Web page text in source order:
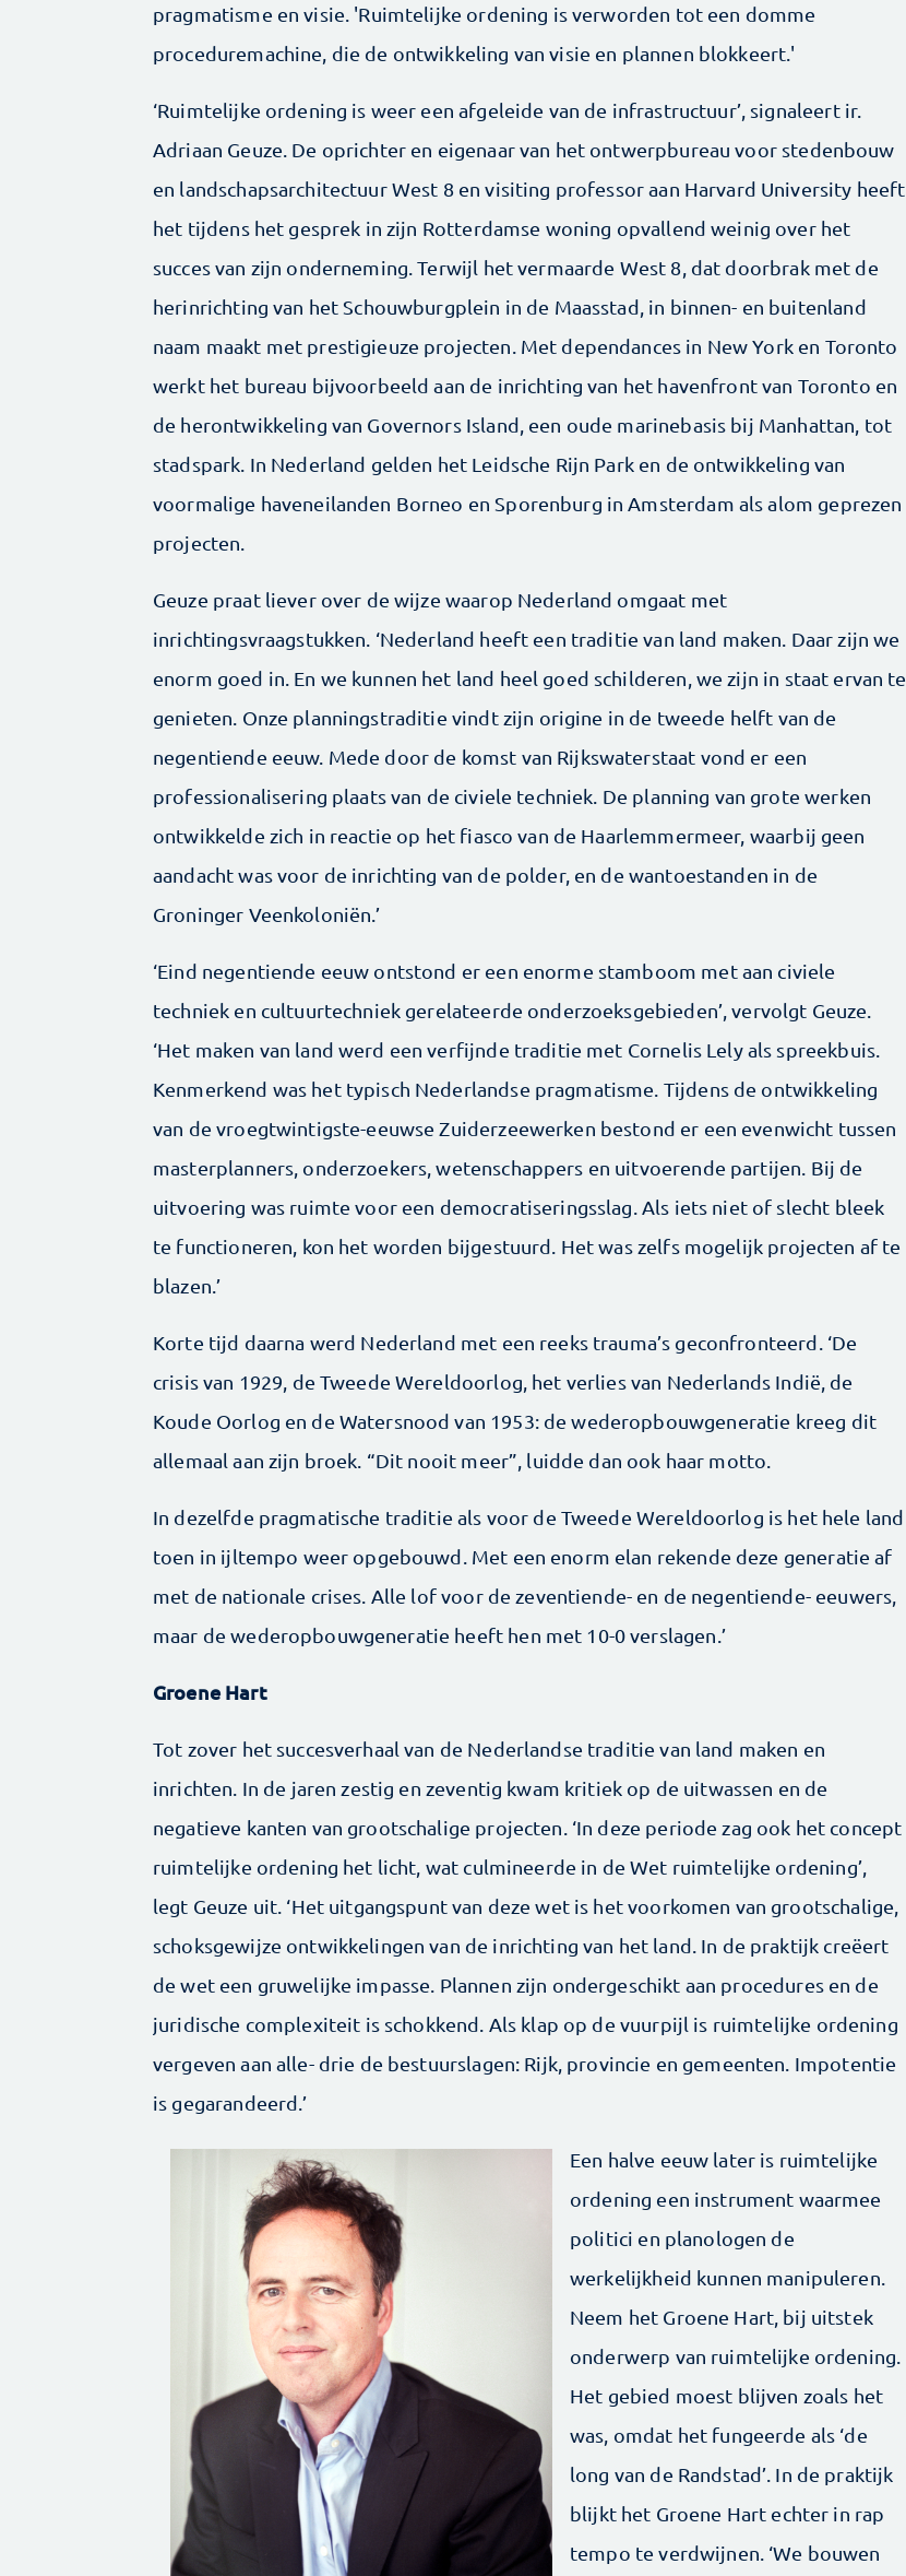
pragmatisme en visie. 'Ruimtelijke ordening is verworden tot een domme
proceduremachine, die de ontwikkeling van visie en plannen blokkeert.'
‘Ruimtelijke ordening is weer een afgeleide van de infrastructuur’, signaleert ir.
Adriaan Geuze. De oprichter en eigenaar van het ontwerpbureau voor stedenbouw
en landschapsarchitectuur West 8 en visiting professor aan Harvard University heeft
het tijdens het gesprek in zijn Rotterdamse woning opvallend weinig over het
succes van zijn onderneming. Terwijl het vermaarde West 8, dat doorbrak met de
herinrichting van het Schouwburgplein in de Maasstad, in binnen- en buitenland
naam maakt met prestigieuze projecten. Met dependances in New York en Toronto
werkt het bureau bijvoorbeeld aan de inrichting van het havenfront van Toronto en
de herontwikkeling van Governors Island, een oude marinebasis bij Manhattan, tot
stadspark. In Nederland gelden het Leidsche Rijn Park en de ontwikkeling van
voormalige haveneilanden Borneo en Sporenburg in Amsterdam als alom geprezen
projecten.
Geuze praat liever over de wijze waarop Nederland omgaat met
inrichtingsvraagstukken. ‘Nederland heeft een traditie van land maken. Daar zijn we
enorm goed in. En we kunnen het land heel goed schilderen, we zijn in staat ervan te
genieten. Onze planningstraditie vindt zijn origine in de tweede helft van de
negentiende eeuw. Mede door de komst van Rijkswaterstaat vond er een
professionalisering plaats van de civiele techniek. De planning van grote werken
ontwikkelde zich in reactie op het fiasco van de Haarlemmermeer, waarbij geen
aandacht was voor de inrichting van de polder, en de wantoestanden in de
Groninger Veenkoloniën.’
‘Eind negentiende eeuw ontstond er een enorme stamboom met aan civiele
techniek en cultuurtechniek gerelateerde onderzoeksgebieden’, vervolgt Geuze.
‘Het maken van land werd een verfijnde traditie met Cornelis Lely als spreekbuis.
Kenmerkend was het typisch Nederlandse pragmatisme. Tijdens de ontwikkeling
van de vroegtwintigste-eeuwse Zuiderzeewerken bestond er een evenwicht tussen
masterplanners, onderzoekers, wetenschappers en uitvoerende partijen. Bij de
uitvoering was ruimte voor een democratiseringsslag. Als iets niet of slecht bleek
te functioneren, kon het worden bijgestuurd. Het was zelfs mogelijk projecten af te
blazen.’
Korte tijd daarna werd Nederland met een reeks trauma’s geconfronteerd. ‘De
crisis van 1929, de Tweede Wereldoorlog, het verlies van Nederlands Indië, de
Koude Oorlog en de Watersnood van 1953: de wederopbouwgeneratie kreeg dit
allemaal aan zijn broek. “Dit nooit meer”, luidde dan ook haar motto.
In dezelfde pragmatische traditie als voor de Tweede Wereldoorlog is het hele land
toen in ijltempo weer opgebouwd. Met een enorm elan rekende deze generatie af
met de nationale crises. Alle lof voor de zeventiende- en de negentiende- eeuwers,
maar de wederopbouwgeneratie heeft hen met 10-0 verslagen.’
Groene Hart
Tot zover het succesverhaal van de Nederlandse traditie van land maken en
inrichten. In de jaren zestig en zeventig kwam kritiek op de uitwassen en de
negatieve kanten van grootschalige projecten. ‘In deze periode zag ook het concept
ruimtelijke ordening het licht, wat culmineerde in de Wet ruimtelijke ordening’,
legt Geuze uit. ‘Het uitgangspunt van deze wet is het voorkomen van grootschalige,
schoksgewijze ontwikkelingen van de inrichting van het land. In de praktijk creëert
de wet een gruwelijke impasse. Plannen zijn ondergeschikt aan procedures en de
juridische complexiteit is schokkend. Als klap op de vuurpijl is ruimtelijke ordening
vergeven aan alle- drie de bestuurslagen: Rijk, provincie en gemeenten. Impotentie
is gegarandeerd.’
Een halve eeuw later is ruimtelijke
ordening een instrument waarmee
politici en planologen de
werkelijkheid kunnen manipuleren.
Neem het Groene Hart, bij uitstek
onderwerp van ruimtelijke ordening.
Het gebied moest blijven zoals het
was, omdat het fungeerde als ‘de
long van de Randstad’. In de praktijk
blijkt het Groene Hart echter in rap
tempo te verdwijnen. ‘We bouwen